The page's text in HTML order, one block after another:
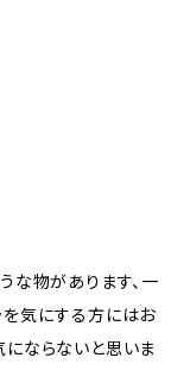
な物があります、一
を気にする方にはお
にならないと思いま